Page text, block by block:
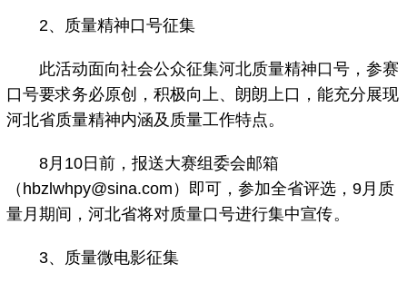
2、质量精神口号征集
此活动面向社会公众征集河北质量精神口号，参赛
口号要求务必原创，积极向上、朗朗上口，能充分展现
河北省质量精神内涵及质量工作特点。
8月10日前，报送大赛组委会邮箱
（hbzlwhpy@sina.com）即可，参加全省评选，9月质
量月期间，河北省将对质量口号进行集中宣传。
3、质量微电影征集